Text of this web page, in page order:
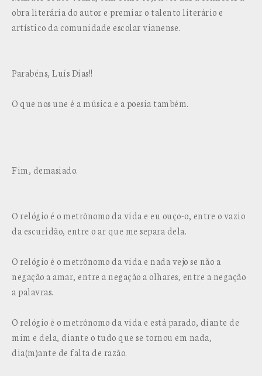
obra literária do autor e premiar o talento literário e
artístico da comunidade escolar vianense.
Parabéns, Luís Dias!!
O que nos une é a música e a poesia também.
Fim, demasiado.
O relógio é o metrônomo da vida e eu ouço-o, entre o vazio
da escuridão, entre o ar que me separa dela.
O relógio é o metrônomo da vida e nada vejo se não a
negação a amar, entre a negação a olhares, entre a negação
a palavras.
O relógio é o metrônomo da vida e está parado, diante de
mim e dela, diante o tudo que se tornou em nada,
dia(m)ante de falta de razão.